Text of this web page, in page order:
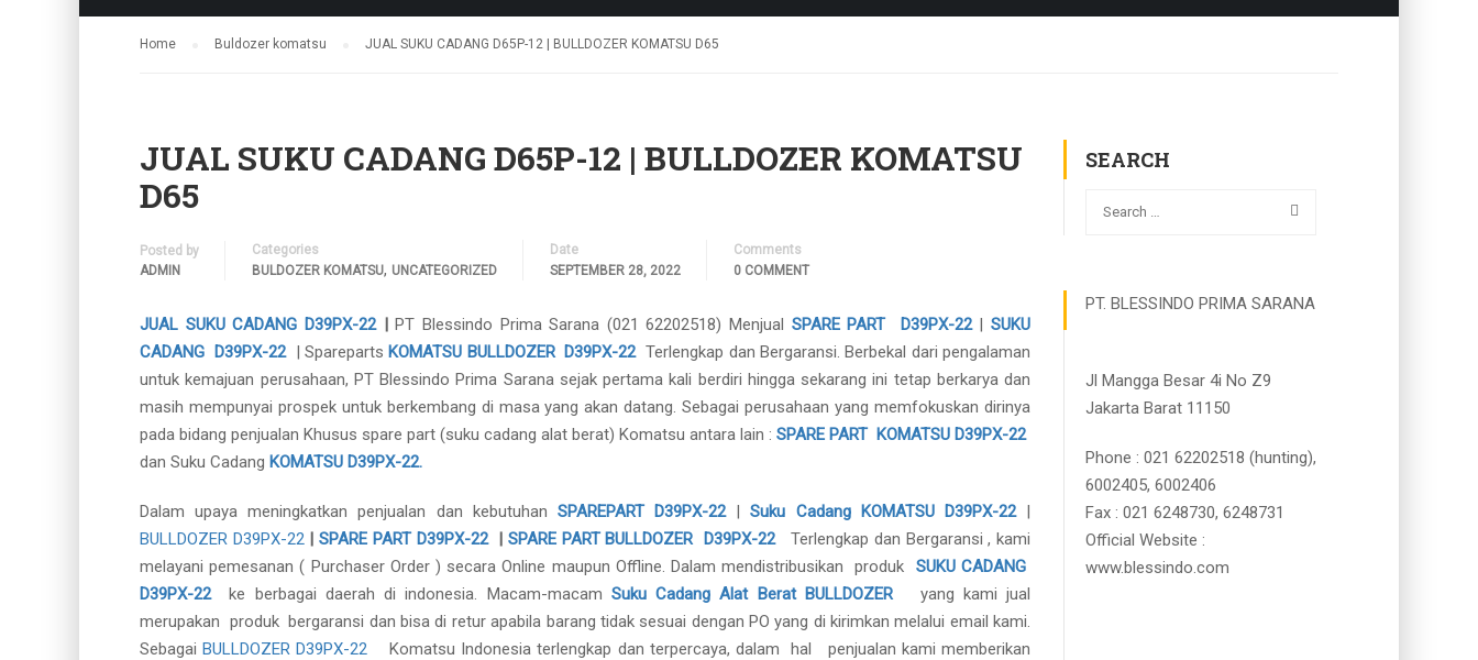
Home Buldozer komatsu JUAL SUKU CADANG D65P-12 | BULLDOZER KOMATSU D65
JUAL SUKU CADANG D65P-12 | BULLDOZER KOMATSU
D65
Posted by
ADMIN
Categories
BULDOZER KOMATSU, UNCATEGORIZED
Date
SEPTEMBER 28, 2022
Comments
0 COMMENT
JUAL SUKU CADANG D39PX-22|PT Blessindo Prima Sarana (021 62202518) Menjual SPARE PART D39PX-22|SUKU
CADANG D39PX-22| Spareparts KOMATSU BULLDOZER D39PX-22 Terlengkap dan Bergaransi. Berbekal dari pengalaman
untuk kemajuan perusahaan, PT Blessindo Prima Sarana sejak pertama kali berdiri hingga sekarang ini tetap berkarya dan
masih mempunyai prospek untuk berkembang di masa yang akan datang. Sebagai perusahaan yang memfokuskan dirinya
pada bidang penjualan Khusus spare part (suku cadang alat berat) Komatsu antara lain : SPARE PART KOMATSU D39PX-22
dan Suku Cadang KOMATSU D39PX-22.
Dalam upaya meningkatkan penjualan dan kebutuhan SPAREPART D39PX-22|Suku Cadang KOMATSU D39PX-22 |
BULLDOZER D39PX-22|SPARE PART D39PX-22| SPARE PART BULLDOZER D39PX-22
Terlengkap dan Bergaransi , kami
melayani pemesanan ( Purchaser Order ) secara Online maupun Offline. Dalam mendistribusikan produk SUKU CADANG
D39PX-22
ke berbagai daerah di indonesia. Macam-macam Suku Cadang Alat Berat BULLDOZER
yang kami jual
merupakan produk bergaransi dan bisa di retur apabila barang tidak sesuai dengan PO yang di kirimkan melalui email kami.
SebagaiBULLDOZER D39PX-22
Komatsu Indonesia terlengkap dan terpercaya, dalam hal penjualan kami memberikan
SEARCH
PT. BLESSINDO PRIMA SARANA
Jl Mangga Besar 4i No Z9
Jakarta Barat 11150
Phone : 021 62202518 (hunting),
6002405, 6002406
Fax : 021 6248730, 6248731
Official Website :
www.blessindo.com